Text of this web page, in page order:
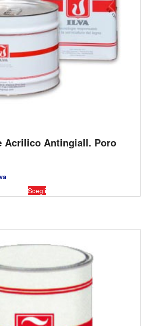
Acrilico Antingiall. Poro
Scegli